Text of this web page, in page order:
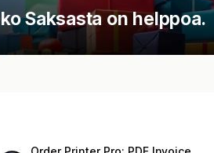
Saksasta on helppoa.